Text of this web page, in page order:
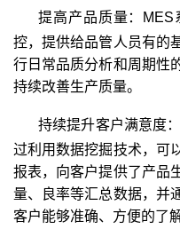
提高产品质量：MES
控，提供给品管人员有的
行日常品质分析和周期性
持续改善生产质量。
持续提升客户满意度
过利用数据挖掘技术，可
报表，向客户提供了产品
量、良率等汇总数据，并
客户能够准确、方便的了